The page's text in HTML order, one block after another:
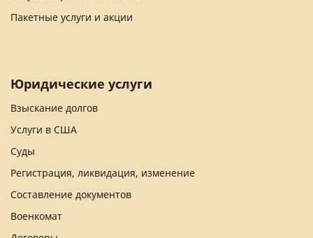
Пакетные услуги и акции
Юридические услуги
Взыскание долгов
Услуги в США
Суды
Регистрация, ликвидация, изменение
Составление документов
Военкомат